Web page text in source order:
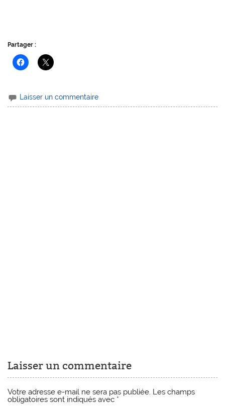
Partager :
Laisser un commentaire
Laisser un commentaire
Votre adresse e-mail ne sera pas publiée. Les champs
obligatoires sont indiqués avec *